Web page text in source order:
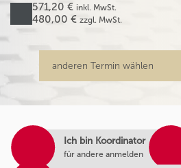
571,20 € inkl. MwSt.
480,00 € zzgl. MwSt.
Ich bin Koordinator
für andere anmelden